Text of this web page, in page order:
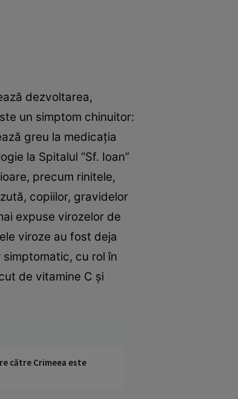
dezvoltarea,
un simptom chinuitor:
greu la medicaţia
la Spitalul “Sf. Ioan”
precum rinitele,
copiilor, gravidelor
expuse virozelor de
viroze au fost deja
cu rol în
de vitamine C şi
către Crimeea este